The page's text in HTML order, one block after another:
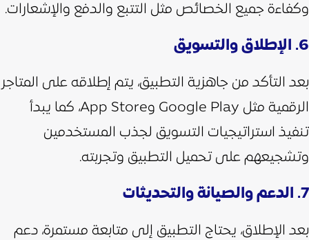
وكفاءة جميع الخصائص مثل التتبع والدفع والإشعارات.
6. الإطلاق والتسويق
بعد التأكد من جاهزية التطبيق، يتم إطلاقه على المتاجر
الرقمية مثل Google Play وApp Store، كما يبدأ
تنفيذ استراتيجيات التسويق لجذب المستخدمين
وتشجيعهم على تحميل التطبيق وتجربته.
7. الدعم والصيانة والتحديثات
بعد الإطلاق، يحتاج التطبيق إلى متابعة مستمرة، دعم